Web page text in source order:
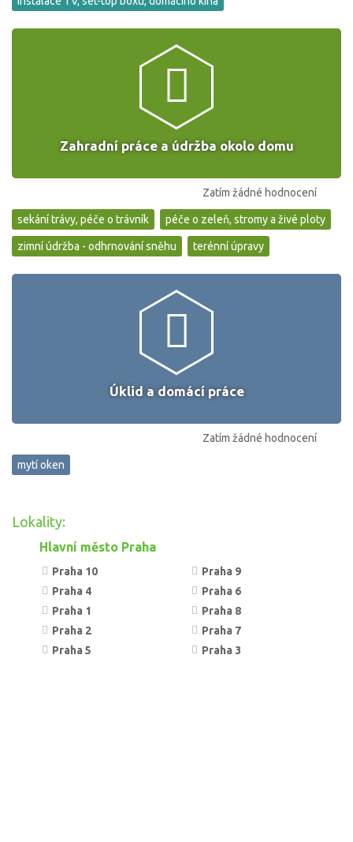
Zahradní práce a údržba okolo domu
Zatím žádné hodnocení
sekání trávy, péče o trávník péče o zeleň, stromy a živé ploty
zimní údržba - odhrnování sněhu terénní úpravy
Úklid a domácí práce
Zatím žádné hodnocení
mytí oken
Lokality:
Hlavní město Praha
Praha 10
Praha 4
Praha 1
Praha 2
Praha 5
Praha 9
Praha 6
Praha 8
Praha 7
Praha 3